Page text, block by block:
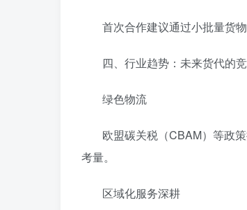
首次合作建议通过小批量货
四、行业趋势：未来货代的
‌绿色物流‌
欧盟碳关税（CBAM）等政
考量。
‌区域化服务深耕‌